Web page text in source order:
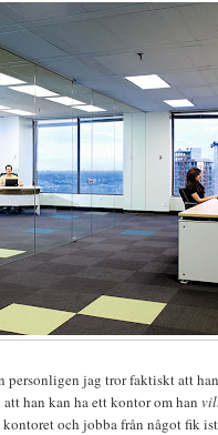
jag tror faktiskt att
han kan ha ett kontor om han
och jobba från något fik